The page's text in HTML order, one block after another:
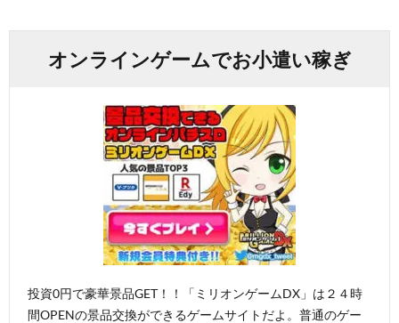
オンラインゲームでお小遣い稼ぎ
投資0円で豪華景品GET！！「ミリオンゲームDX」は２４時
間OPENの景品交換ができるゲームサイトだよ。普通のゲー